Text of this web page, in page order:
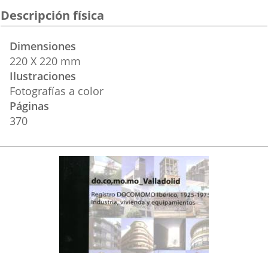
Descripción física
Dimensiones
220 X 220 mm
Ilustraciones
Fotografías a color
Páginas
370